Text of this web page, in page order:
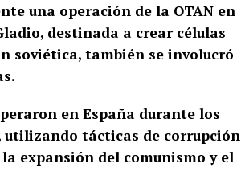
una operación de la OTAN en
destinada a crear células
soviética, también se involucró
en España durante los
tácticas de corrupción
expansión del comunismo y el